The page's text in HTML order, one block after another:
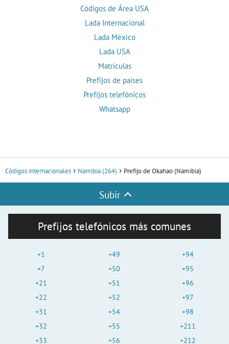
Códigos de Área USA
Lada Internacional
Lada México
Lada USA
Matrículas
Prefijos de países
Prefijos telefónicos
Whatsapp
Códigos internacionales Namibia (264) Prefijo de Okahao (Namibia)
Subir
Prefijos telefónicos más comunes
+1
+7
+21
+22
+31
+32
+33
+49
+50
+51
+52
+54
+55
+56
+94
+95
+96
+97
+98
+211
+212